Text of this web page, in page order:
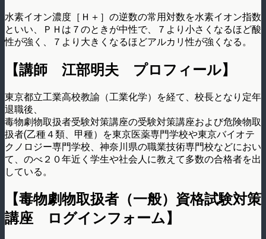
水素イオン濃度［Ｈ＋］の逆数の常用対数を水素イオン指数
といい、ＰＨは７のときが中­性で、７より小さくなるほど酸
性が強く、７より大きくなるほどアルカリ性が強くなる。
【講師 江部明夫 プロフィール】
東京都立工業高校教諭（工業化学）を経て、校長となり定年
退職後、
毒物劇物取扱者受験対策講座の受験対策講座および危険物取
扱者(乙種４類、甲種）を東­京医薬専門学校や東京バイオテ
クノロジー専門学校、神奈川県の職業技術専門校などにお­い
て、のべ２０年近く学生や社会人に教えて多数の合格者を出
している。
【毒物劇物取扱者（一般）資格試験対策
講座 ログインフォーム】